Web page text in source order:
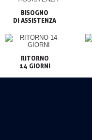
BISOGNO
RITORNO
14 GIORNI